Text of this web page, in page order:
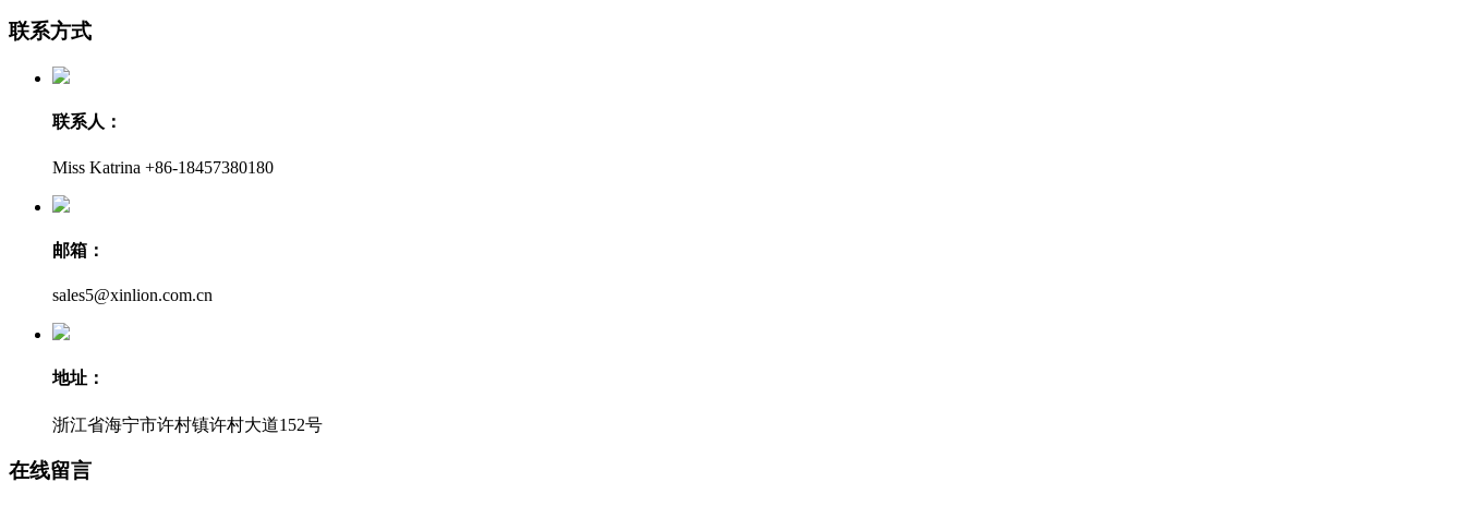
联系方式
联系人：
Miss Katrina +86-18457380180
邮箱：
sales5@xinlion.com.cn
地址：
浙江省海宁市许村镇许村大道152号
在线留言